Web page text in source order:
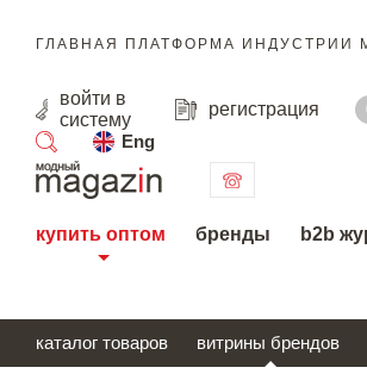
ГЛАВНАЯ ПЛАТФОРМА ИНДУСТРИИ
войти в
систему
регистрация
Eng
поиск
купить оптом бренды b2b
каталог товаров витрины брендов